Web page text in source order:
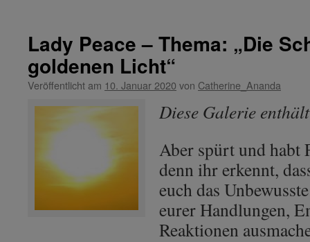
Channel
2021
Thema
Lady Peace – Thema: „Die
goldenen Licht“
Veröffentlicht am 10. Januar 2020 von Catherine_Ananda
Diese Galerie
Aber spürt und habt
denn ihr erkennt,
euch das
eurer Handlungen,
Reaktionen